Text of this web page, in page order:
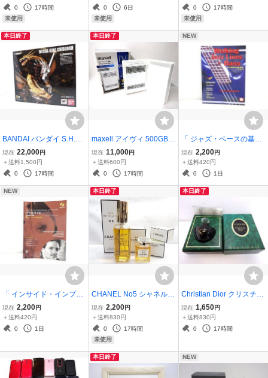
アクトザク ザクフリッパ
ー ZEONOGRAPHY
0
17時間
未使用
E’S XOXO カラーレンズ
UVカット
0
6日
未使用
ス ビリー パペット ソウ
びっくり箱 フィギュア
0
17時間
未使用
本日終了
BANDAI バンダイ S.H.Mo
nsterArts メカキングギド
ラ 魂ウェブ商店 ゴジラvs
キングギドラ フィギュア
現在 22,000円
＋送料1,500円
0
17時間
本日終了
maxell アイヴィ 500GB M
-VDRS500G.C. ホワイト
カセットハードディスク i
VDRS マクセル
現在 11,000円
＋送料600円
0
17時間
NEW
「 ジャズ・ベースの基本
ウォーキング・ジャズ・
ライン for ベース 」 CD付
き 楽譜 教則本 Jay Hunge
or Bass
現在 2,200円
＋送料420円
0
1日
NEW
「 インサイド・インプロ
ヴィゼイション・シリー
ズ Vol.3 ジャズ・ライン
」 書籍 楽譜 教則本 教本
現在 2,200円
＋送料420円
0
1日
本日終了
CHANEL No5 シャネル
ナンバーファイブ 【2点
セット】■オードトワレ 5
0ml + 7ml 未使用品■検索
用/香水 フレグランス
現在 2,200円
＋送料830円
0
17時間
未使用
本日終了
Christian Dior クリスチャ
ンディオール POISON プ
ワゾン エスプリ ドゥ パル
ファム ■EDP 15ml 残量8
現在 1,650円
＋送料830円
0
17時間
本日終了 NEW